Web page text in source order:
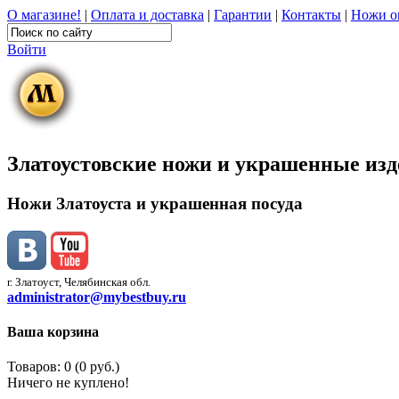
О магазине! | Оплата и доставка | Гарантии | Контакты | Ножи
Войти
Златоустовские ножи и украшенные
Ножи Златоуста и украшенная посуда
г. Златоуст, Челябинская обл.
administrator@mybestbuy.ru
Ваша корзина
Товаров: 0 (0 руб.)
Ничего не куплено!